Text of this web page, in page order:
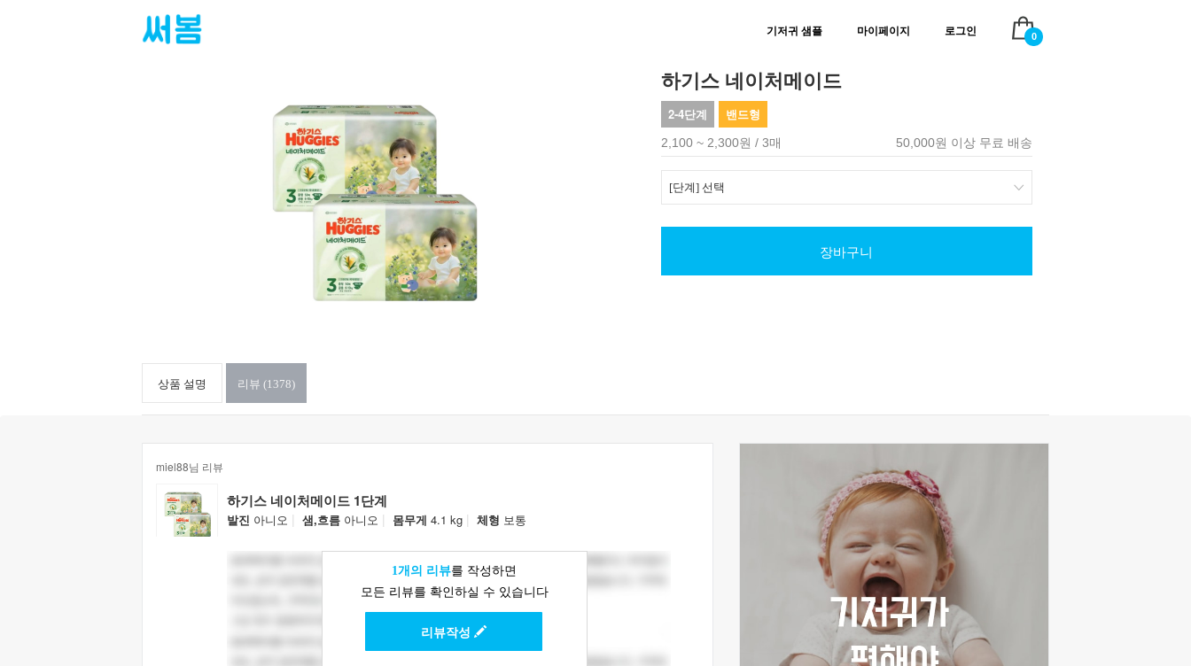
기저귀 샘플 마이페이지 로그인 0
하기스 네이처메이드
2-4단계 밴드형
2,100 ~ 2,300원 / 3매 50,000원 이상 무료 배송
장바구니
상품 설명 리뷰 (1378)
miel88님 리뷰
하기스 네이처메이드 1단계
발진 아니오 | 샘,흐름 아니오 | 몸무게 4.1 kg | 체형 보통
1개의 리뷰를 작성하면
모든 리뷰를 확인하실 수 있습니다
리뷰작성